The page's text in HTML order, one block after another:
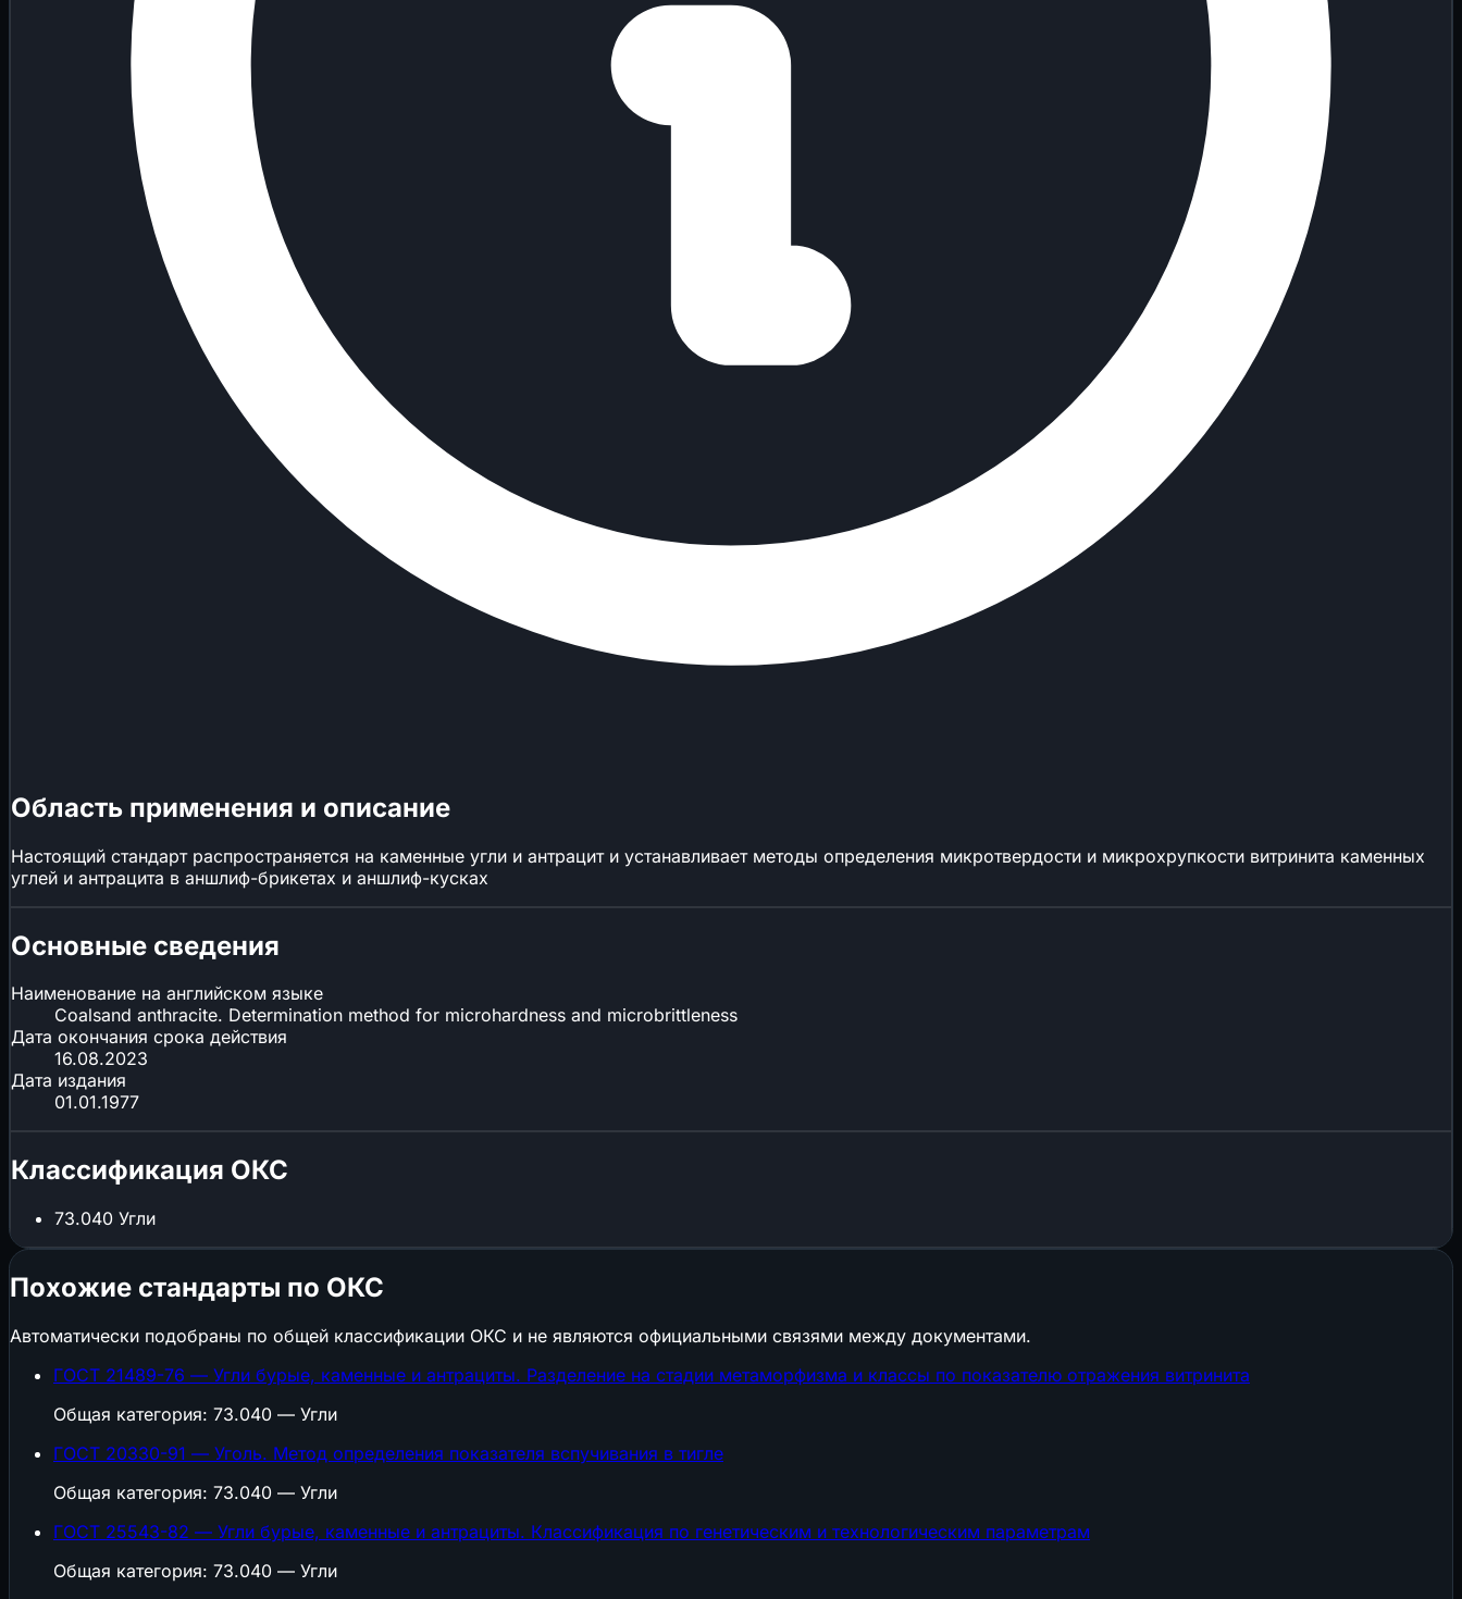
Область применения и описание
Настоящий стандарт распространяется на каменные угли и антрацит и устанавливает методы определения микротвердости и микрохрупкости витринита каменных
углей и антрацита в аншлиф-брикетах и аншлиф-кусках
Основные сведения
Наименование на английском языке
Coalsand anthracite. Determination method for microhardness and microbrittleness
Дата окончания срока действия
16.08.2023
Дата издания
01.01.1977
Классификация ОКС
73.040 Угли
Похожие стандарты по ОКС
Автоматически подобраны по общей классификации ОКС и не являются официальными связями между документами.
ГОСТ 21489-76 — Угли бурые, каменные и антрациты. Разделение на стадии метаморфизма и классы по показателю отражения витринита
Общая категория: 73.040 — Угли
ГОСТ 20330-91 — Уголь. Метод определения показателя вспучивания в тигле
Общая категория: 73.040 — Угли
ГОСТ 25543-82 — Угли бурые, каменные и антрациты. Классификация по генетическим и технологическим параметрам
Общая категория: 73.040 — Угли